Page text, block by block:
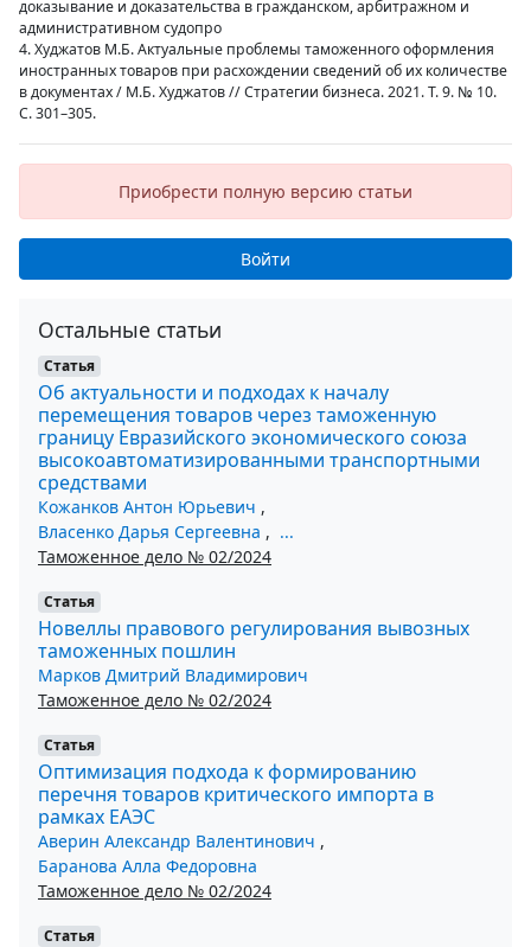
доказывание и доказательства в гражданском, арбитражном и
административном судопро
4. Худжатов М.Б. Актуальные проблемы таможенного оформления
иностранных товаров при расхождении сведений об их количестве
в документах / М.Б. Худжатов // Стратегии бизнеса. 2021. Т. 9. № 10.
С. 301–305.
Приобрести полную версию статьи
Войти
Остальные статьи
Статья
Об актуальности и подходах к началу
перемещения товаров через таможенную
границу Евразийского экономического союза
высокоавтоматизированными транспортными
средствами
Кожанков Антон Юрьевич ,
Власенко Дарья Сергеевна , ...
Таможенное дело № 02/2024
Статья
Новеллы правового регулирования вывозных
таможенных пошлин
Марков Дмитрий Владимирович
Таможенное дело № 02/2024
Статья
Оптимизация подхода к формированию
перечня товаров критического импорта в
рамках ЕАЭС
Аверин Александр Валентинович ,
Баранова Алла Федоровна
Таможенное дело № 02/2024
Статья